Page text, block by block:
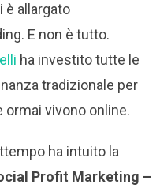
è allargato
E non è tutto.
ha investito tutte le
tradizionale per
vivono online.
ha intuito la
Profit Marketing –